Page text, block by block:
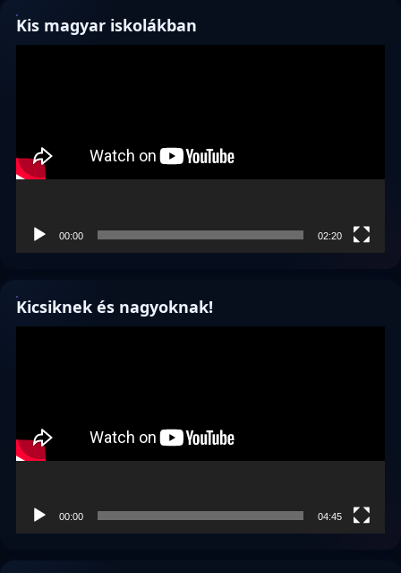
Kis magyar iskolákban
00:00 02:20
Kicsiknek és nagyoknak!
00:00 04:45